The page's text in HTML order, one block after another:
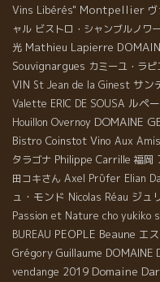
Vins Libérés" Montpellier
ャル ビストロ・シャンブルノワ
光 Mathieu Lapierre
Souvignargues カミーユ・ラピ
VIN St Jean de la Ginest サン
Valette ERIC DE SOUSA ルペ
Houillon Overnoy DOMAINE
Bistro Coinstot Vino Aux
タラゴナ Philippe Carrille 福岡
田コキさん Axel Prϋfer Elian
ュ・モンド Nicolas Réau ジュ
Passion et Nature cho yukiko
BUREAU PEOPLE Beaune エ
Grégory Guillaume DOMAINE
vendange 2019 Domaine